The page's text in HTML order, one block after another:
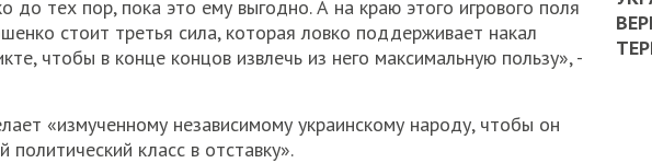
до тех пор, пока это ему выгодно. А на краю этого игрового поля
стоит третья сила, которая ловко поддерживает накал
чтобы в конце концов извлечь из него максимальную пользу», -
«измученному независимому украинскому народу, чтобы он
политический класс в отставку».
НА